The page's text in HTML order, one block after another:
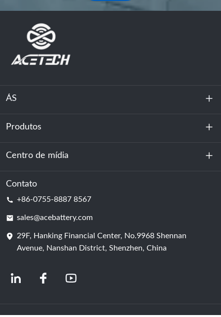
ÁS
Sobre nós
Sustentabilidade
Produtos
Armazenamento de energia
Centro de dados e sala de servidores
Célula de bateria
Centro de mídia
Notícias
Contato
+86-0755-8887 8567
sales@acebattery.com
29F, Hanking Financial Center, No.9968 Shennan
Avenue, Nanshan District, Shenzhen, China